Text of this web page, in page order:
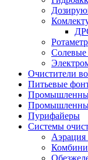
Солевые
Очистители
Питьевые
Пурифайеры
Системы